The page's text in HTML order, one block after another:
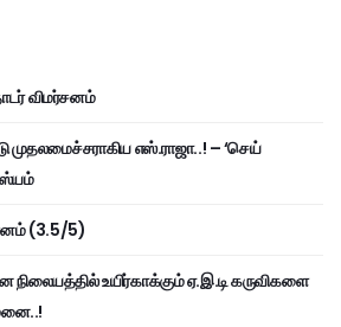
விமர்சனம்
முதலமைச்சராகிய எஸ்.ராஜா..! – ‘செய்
(3.5/5)
உயிர்காக்கும் ஏ.இ.டி கருவிகளை